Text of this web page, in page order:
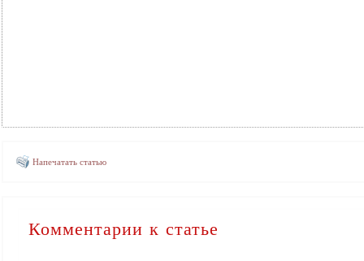
Напечатать статью
Комментарии к статье